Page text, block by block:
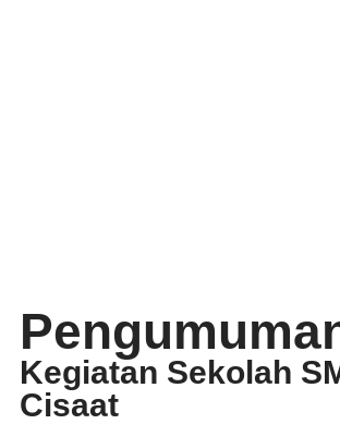
Kegiatan Sekolah
Cisaat